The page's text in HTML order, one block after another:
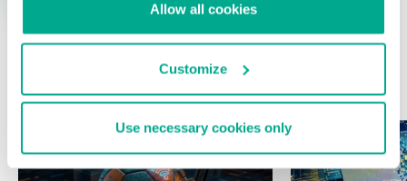
Allow all cookies
Customize
Use necessary cookies only
ÚLTIMAS PUBLICACIONES